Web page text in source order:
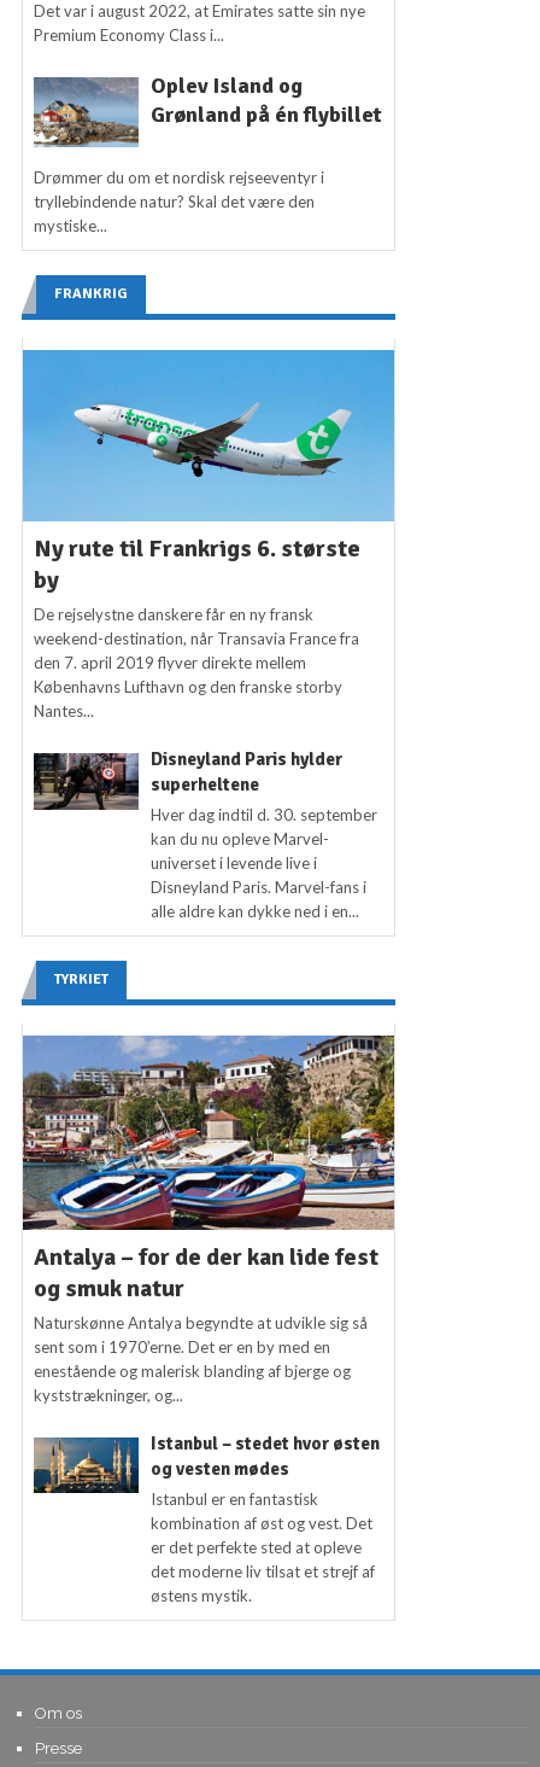
Det var i august 2022, at Emirates satte sin nye
Premium Economy Class i...
Oplev Island og
Grønland på én flybillet
Drømmer du om et nordisk rejseeventyr i
tryllebindende natur? Skal det være den
mystiske...
FRANKRIG
Ny rute til Frankrigs 6. største
by
De rejselystne danskere får en ny fransk
weekend-destination, når Transavia France fra
den 7. april 2019 flyver direkte mellem
Københavns Lufthavn og den franske storby
Nantes...
Disneyland Paris hylder
superheltene
Hver dag indtil d. 30. september
kan du nu opleve Marvel-
universet i levende live i
Disneyland Paris. Marvel-fans i
alle aldre kan dykke ned i en...
TYRKIET
Antalya – for de der kan lide fest
og smuk natur
Naturskønne Antalya begyndte at udvikle sig så
sent som i 1970’erne. Det er en by med en
enestående og malerisk blanding af bjerge og
kyststrækninger, og...
Istanbul – stedet hvor østen
og vesten mødes
Istanbul er en fantastisk
kombination af øst og vest. Det
er det perfekte sted at opleve
det moderne liv tilsat et strejf af
østens mystik.
Om os
Presse